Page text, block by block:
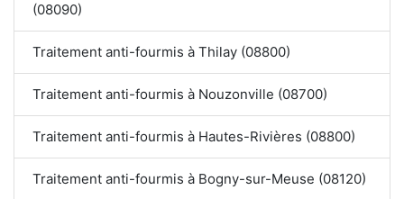
(08090)
Traitement anti-fourmis à Thilay (08800)
Traitement anti-fourmis à Nouzonville (08700)
Traitement anti-fourmis à Hautes-Rivières (08800)
Traitement anti-fourmis à Bogny-sur-Meuse (08120)